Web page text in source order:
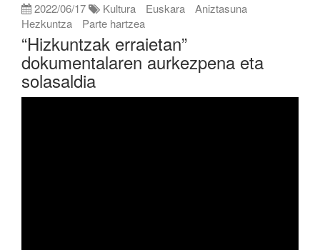
2022/06/17 Kultura Euskara
Aniztasuna
Hezkuntza
Parte hartzea
“Hizkuntzak erraietan”
dokumentalaren aurkezpena eta
solasaldia